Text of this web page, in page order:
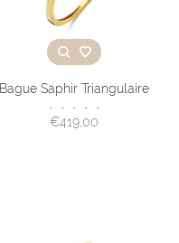
Bague Saphir Triangulaire
• • • • •
€419,00